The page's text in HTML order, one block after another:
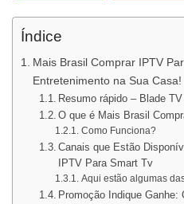
Índice
Mais Brasil Comprar IPTV
Entretenimento na Sua Casa!
Resumo rápido – Blade TV
O que é Mais Brasil
Como Funciona?
Canais que Estão
IPTV Para Smart Tv
Aqui estão algumas
Promoção Indique Ganhe: